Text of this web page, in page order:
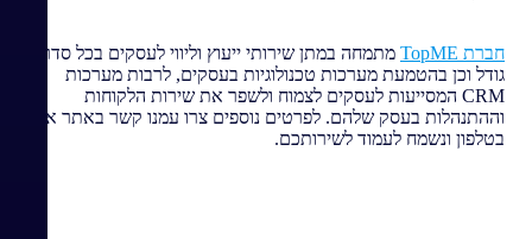
חברת TopME
מתמחה במתן שירותי ייעוץ וליווי לעסקים בכל סדר
גודל וכן בהטמעת מערכות טכנולוגיות בעסקים, לרבות מערכות
CRM המסייעות לעסקים לצמוח ולשפר את שירות הלקוחות
וההתנהלות בעסק שלהם. לפרטים נוספים צרו עמנו קשר באתר או
בטלפון ונשמח לעמוד לשירותכם.